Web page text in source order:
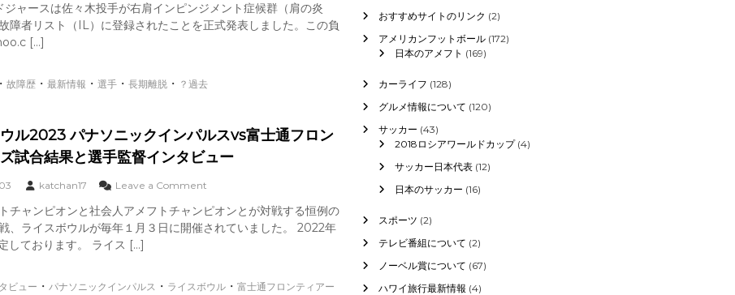
ド
ジ
木
朗
希
手
新
情
障
ジャースは佐々木投手が右肩インピンジメント症候群（肩の炎
障者リスト（IL）に登録されたことを正式発表しました。この負
[…]
・ 故障歴 ・ 最新情報 ・ 選手 ・ 長期離脱 ・ ？過去
ル2023 パナソニックインパルスvs富士通フロン
試合結果と選手監督インタビュー
katchan17 Leave a Commento
ラ
イ
ル
チャンピオンと社会人アメフトチャンピオンとが対戦する恒例の
、ライスボウルが毎年１月３日に開催されていました。 2022年
しております。 ライス […]
ビュー ・ パナソニックインパルス ・ ライスボウル ・ 富士通フロンティアー
おすすめサイトのリンク (2)
アメリカンフットボール (172)
日本のアメフト (169)
カーライフ (128)
グルメ情報について (120)
サッカー (43)
2018ロシアワールドカップ(4)
サッカー日本代表 (12)
日本のサッカー (16)
スポーツ (2)
テレビ番組について (2)
ノーベル賞について (67)
ハワイ旅行最新情報 (4)